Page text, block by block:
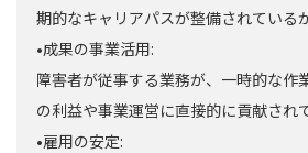
期的なキャリアパスが整備されているか
•成果の事業活用:
障害者が従事する業務が、一時的な作
の利益や事業運営に直接的に貢献され
•雇用の安定: